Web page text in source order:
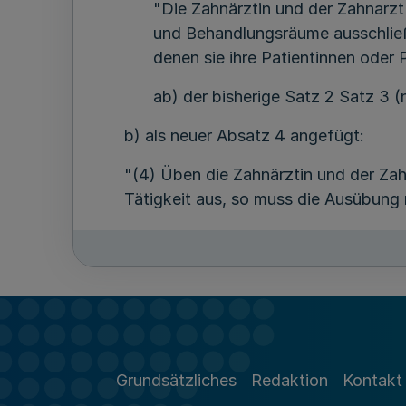
"Die Zahnärztin und der
und Behandlungsräume
denen sie ihre Patientinnen oder
ab) der bisherige Satz 2 Satz 3
b) als neuer Absatz 4 angefügt:
"(4) Üben die Zahnärztin und der
Tätigkeit aus, so muss die
a) in der Überschrift das Wort
Grundsätzliches Redaktion Kontakt